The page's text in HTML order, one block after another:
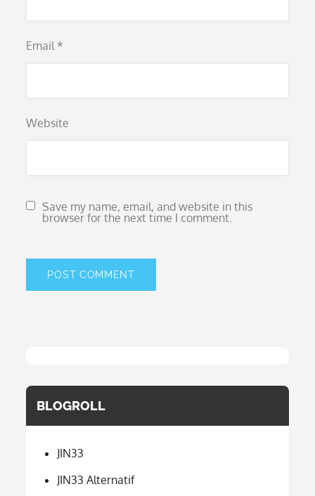
Email *
Website
Save my name, email, and website in this
browser for the next time I comment.
BLOGROLL
JIN33
JIN33 Alternatif